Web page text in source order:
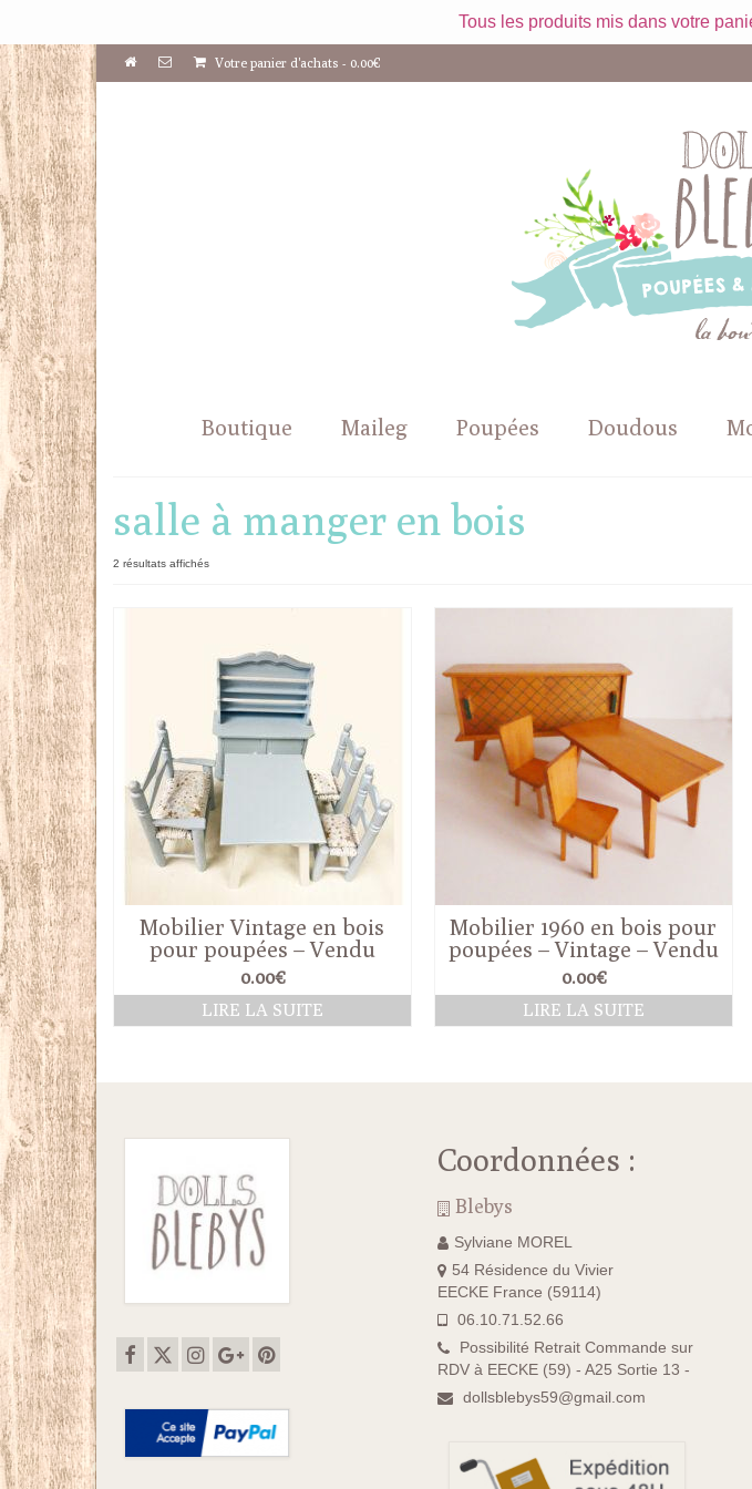
Tous les produits mis dans votre
Votre panier d'achats - 0.00€
Boutique Maileg Poupées Doudous
salle à manger en bois
2 résultats affichésTrié
plus
ancien
Mobilier Vintage en bois
pour poupées – Vendu
0.00€
LIRE LA SUITE
Mobilier 1960 en bois pour
poupées – Vintage – Vendu
0.00€
LIRE LA SUITE
Coordonnées :
Blebys
Sylviane MOREL
54 Résidence du Vivier
EECKE France (59114)
06.10.71.52.66
Possibilité Retrait Commande sur
RDV à EECKE (59) - A25 Sortie 13 -
dollsblebys59@gmail.com